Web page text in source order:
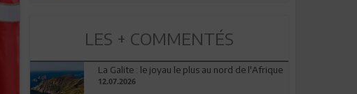
LES + COMMENTÉS
La Galite : le joyau le plus au nord de l'Afrique
12.07.2026